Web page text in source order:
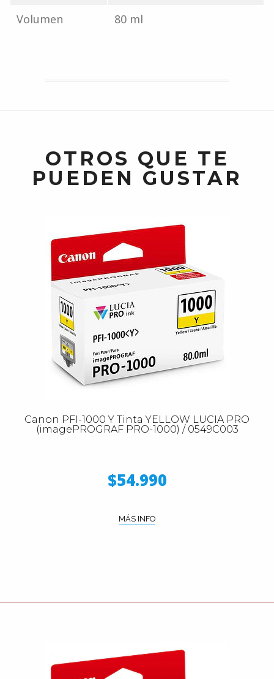
Volumen
80 ml
OTROS QUE TE
PUEDEN GUSTAR
Canon PFI-1000 Y Tinta YELLOW LUCIA PRO
(imagePROGRAF PRO-1000) / 0549C003
$54.990
MÁS INFO